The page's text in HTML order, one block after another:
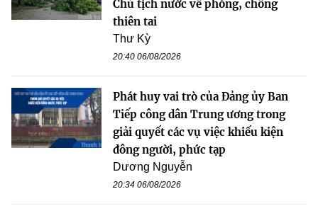
Chủ tịch nước về phòng, chống
thiên tai
Thư Kỳ
20:40 06/08/2026
Phát huy vai trò của Đảng ủy Ban
Tiếp công dân Trung ương trong
giải quyết các vụ việc khiếu kiện
đông người, phức tạp
Dương Nguyễn
20:34 06/08/2026